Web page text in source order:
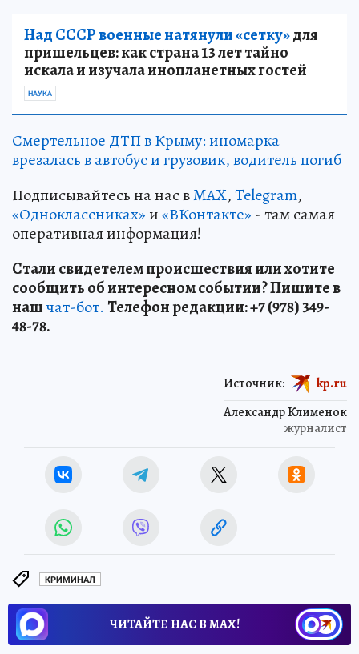
Над СССР военные натянули «сетку»для
пришельцев: как страна 13 лет тайно
искала и изучала инопланетных гостей
НАУКА
Смертельное ДТП в Крыму: иномарка
врезалась в автобус и грузовик, водитель погиб
Подписывайтесь на нас вMAX,Telegram,
«Одноклассниках»и«ВКонтакте» - там самая
оперативная информация!
Стали свидетелем происшествия или хотите
сообщить об интересном событии? Пишите в
нашчат-бот. Телефон редакции: +7 (978) 349-
48-78.
Александр Клименок
журналист
Источник: kp.ru
КРИМИНАЛ
ЧИТАЙТЕ НАС В МАХ!